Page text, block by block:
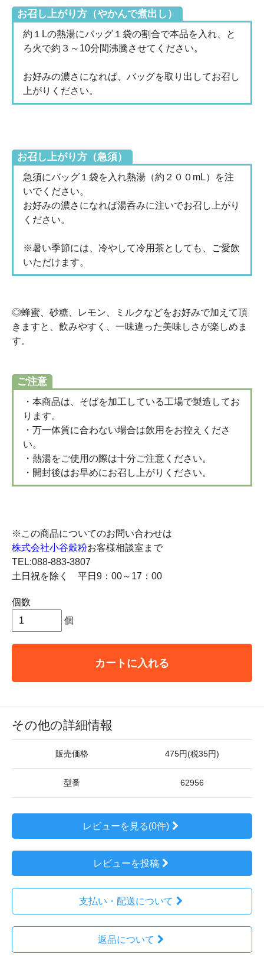
お召し上がり方（やかんで煮出し）
約１Lの熱湯にバッグ１袋の割合で本品を入れ、と
ろ火で約３～10分間沸騰させてください。
お好みの濃さになれば、バッグを取り出してお召し
上がりください。
お召し上がり方（急須）
急須にバッグ１袋を入れ熱湯（約２００mL）を注
いでください。
お好みの濃さになれば湯呑みに注いでお召し上がり
ください。
※暑い季節には、冷やして冷用茶としても、ご愛飲
いただけます。
◎蜂蜜、砂糖、レモン、ミルクなどをお好みで加えて頂
きますと、飲みやすく、一味違った美味しさが楽しめま
す。
ご注意
・本商品は、そばを加工している工場で製造してお
ります。
・万一体質に合わない場合は飲用をお控えくださ
い。
・熱湯をご使用の際は十分ご注意ください。
・開封後はお早めにお召し上がりください。
※この商品についてのお問い合わせは
株式会社小谷穀粉お客様相談室まで
TEL:088-883-3807
土日祝を除く 平日9：00～17：00
個数
個
カートに入れる
その他の詳細情報
販売価格 475円(税35円)
型番 62956
レビューを見る(0件)
レビューを投稿
支払い・配送について
返品について